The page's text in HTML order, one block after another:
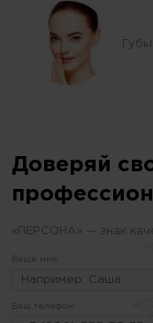
Губы
Доверяй
«ПЕРСОНА» — знак
Ваше имя:
Ваш телефон: